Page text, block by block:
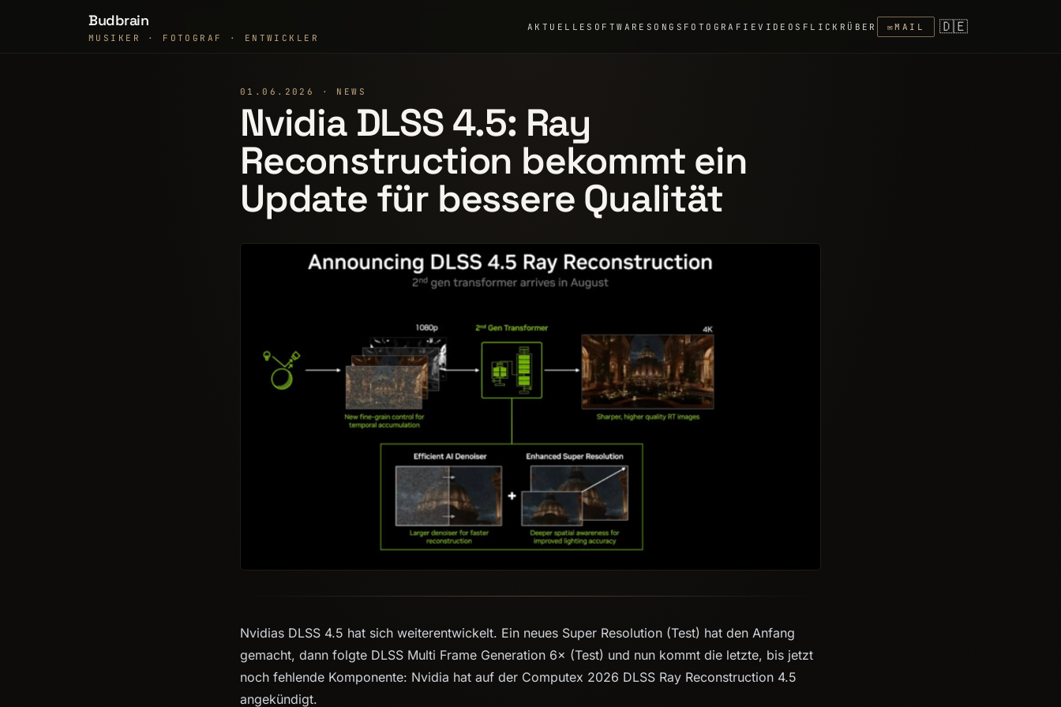
Budbrain
MUSIKER · FOTOGRAF · ENTWICKLER
AKTUELLE SOFTWARE SONGS FOTOGRAFIEVIDEOS FLICKR ÜBER ✉MAIL 🇩🇪
01.06.2026 · NEWS
Nvidia DLSS 4.5: Ray
Reconstruction bekommt ein
Update für bessere Qualität
Nvidias DLSS 4.5 hat sich weiterentwickelt. Ein neues Super Resolution (Test) hat den Anfang
gemacht, dann folgte DLSS Multi Frame Generation 6× (Test) und nun kommt die letzte, bis jetzt
noch fehlende Komponente: Nvidia hat auf der Computex 2026 DLSS Ray Reconstruction 4.5
angekündigt.